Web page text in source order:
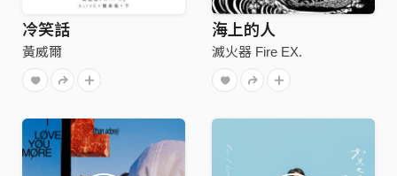
冷笑話
黃威爾
海上的人
滅火器 Fire EX.